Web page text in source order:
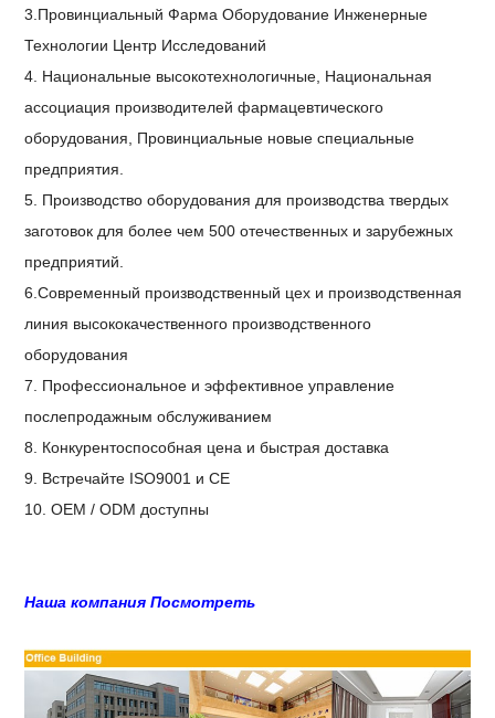
3.Провинциальный Фарма Оборудование Инженерные
Технологии Центр Исследований
4. Национальные высокотехнологичные, Национальная
ассоциация производителей фармацевтического
оборудования, Провинциальные новые специальные
предприятия.
5. Производство оборудования для производства твердых
заготовок для более чем 500 отечественных и зарубежных
предприятий.
6.Современный производственный цех и производственная
линия высококачественного производственного
оборудования
7. Профессиональное и эффективное управление
послепродажным обслуживанием
8. Конкурентоспособная цена и быстрая доставка
9. Встречайте ISO9001 и CE
10. OEM / ODM доступны
Наша компания Посмотреть